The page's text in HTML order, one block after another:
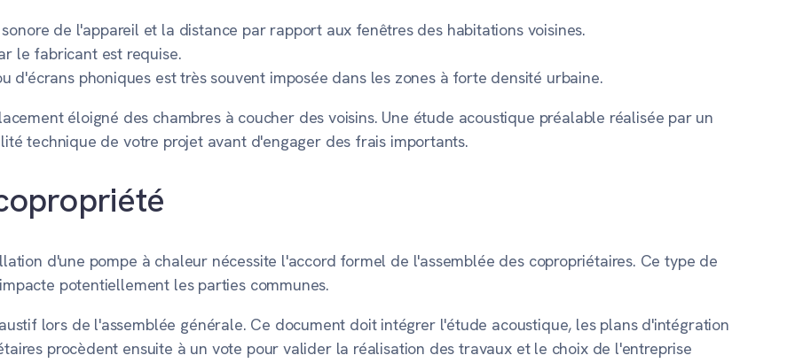
de l'appareil et la distance par rapport aux fenêtres des habitations voisines.
le fabricant est requise.
d'écrans phoniques est très souvent imposée dans les zones à forte densité urbaine.
éloigné des chambres à coucher des voisins. Une étude acoustique préalable réalisée par un
technique de votre projet avant d'engager des frais importants.
d'une pompe à chaleur nécessite l'accord formel de l'assemblée des copropriétaires. Ce type de
potentiellement les parties communes.
lors de l'assemblée générale. Ce document doit intégrer l'étude acoustique, les plans d'intégration
procèdent ensuite à un vote pour valider la réalisation des travaux et le choix de l'entreprise